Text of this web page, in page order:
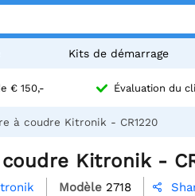
Kits de démarrage
€ 150,- Évaluation du
à coudre Kitronik - CR1220
Kitronik -
Modèle 2718 